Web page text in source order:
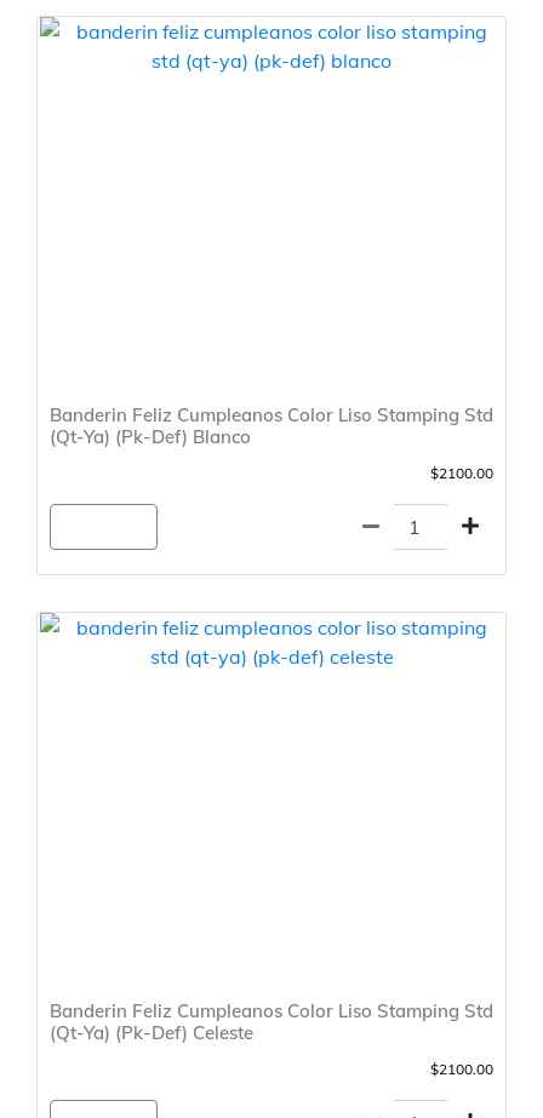
Banderin Feliz Cumpleanos Color Liso Stamping Std
(Qt-Ya) (Pk-Def) Blanco
$2100.00
Banderin Feliz Cumpleanos Color Liso Stamping Std
(Qt-Ya) (Pk-Def) Celeste
$2100.00